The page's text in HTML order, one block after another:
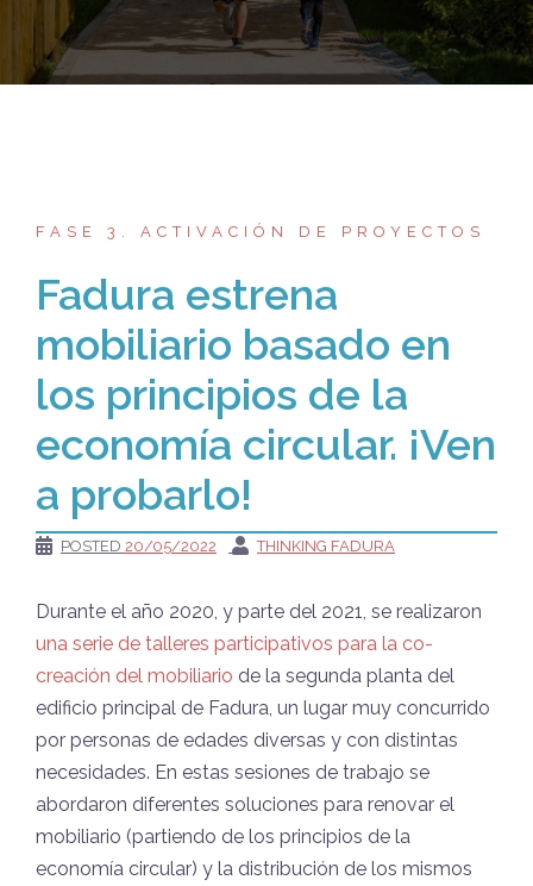
FASE 3. ACTIVACIÓN DE PROYECTOS
Fadura estrena
mobiliario basado en
los principios de la
economía circular. ¡Ven
a probarlo!
POSTED 20/05/2022 THINKING FADURA
Durante el año 2020, y parte del 2021, se realizaron
una serie de talleres participativos para la co-
creación del mobiliario de la segunda planta del
edificio principal de Fadura, un lugar muy concurrido
por personas de edades diversas y con distintas
necesidades. En estas sesiones de trabajo se
abordaron diferentes soluciones para renovar el
mobiliario (partiendo de los principios de la
economía circular) y la distribución de los mismos